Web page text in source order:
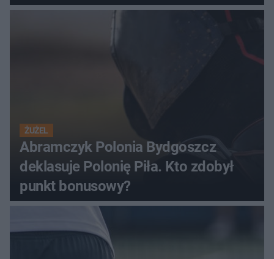
ŻUŻEL
Abramczyk Polonia Bydgoszcz
deklasuje Polonię Piła. Kto zdobył
punkt bonusowy?